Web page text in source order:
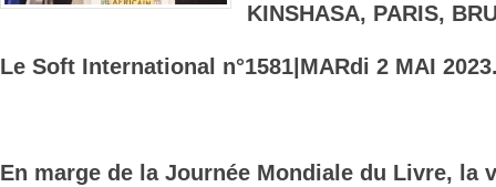
KINSHASA, PARIS,
Le Soft International n°1581 |MARdi 2 MAI
En marge de la Journée Mondiale du Livre, la